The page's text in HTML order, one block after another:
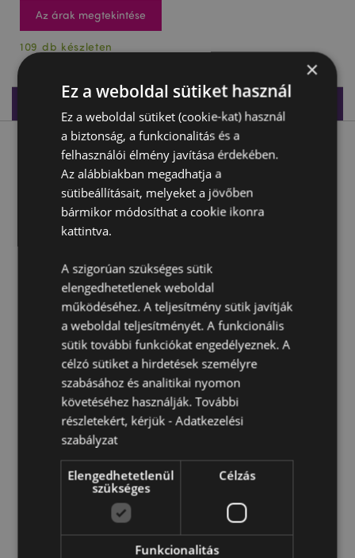
Az árak megtekintése
109 db készleten
Termékleírás
Termékleírás
Mécsestartó - Kaszás a Tűzgyűrűben
Anyaga:Rézina
Mivel használható:
A gyertyát a készlet tartalmazza:
Termék Információ:Az égő gyertyát soha ne hagyja
felügyelet nélkül. Helyezze egy megfelelő hőálló
felületre. Gyermekektől és háziállatoktól távol
tartandó.
Ünnep/Szezon/Alkalom: Halloween
Termékjellemzők
Információ
Magasság 21cm Szélesség 17cm Vastagság 10cm
8
0.716000
Nem
×
Ez a weboldal sütiket használ
Ez a weboldal sütiket (cookie-kat) használ
a biztonság, a funkcionalitás és a
felhasználói élmény javítása érdekében.
Az alábbiakban megadhatja a
sütibeállításait, melyeket a jövőben
bármikor módosíthat a cookie ikonra
kattintva.
A szigorúan szükséges sütik
elengedhetetlenek weboldal
működéséhez. A teljesítmény sütik javítják
a weboldal teljesítményét. A funkcionális
sütik további funkciókat engedélyeznek. A
célzó sütiket a hirdetések személyre
szabásához és analitikai nyomon
követéséhez használják. További
részletekért, kérjük -Adatkezelési
szabályzat
Elengedhetetlenül
szükséges
Célzás
Funkcionalitás